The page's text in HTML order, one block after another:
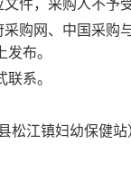
件，采购人不予
购网、中国采购
发布。
系。
松江镇妇幼保健站